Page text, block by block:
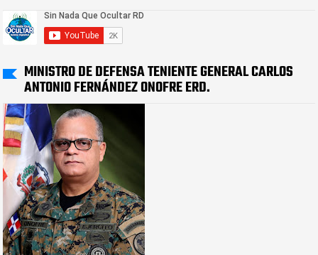
MINISTRO DE DEFENSA TENIENTE GENERAL CARLOS
ANTONIO FERNÁNDEZ ONOFRE ERD.